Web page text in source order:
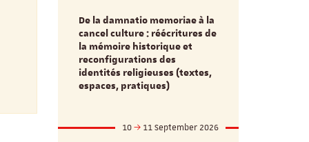
De la damnatio memoriae à la
cancel culture : réécritures de
la mémoire historique et
reconfigurations des
identités religieuses (textes,
espaces, pratiques)
10
11 September 2026